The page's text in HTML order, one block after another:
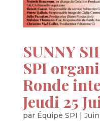
SUNNY
SPI
Ronde
Jeudi 25
par Équipe SPI